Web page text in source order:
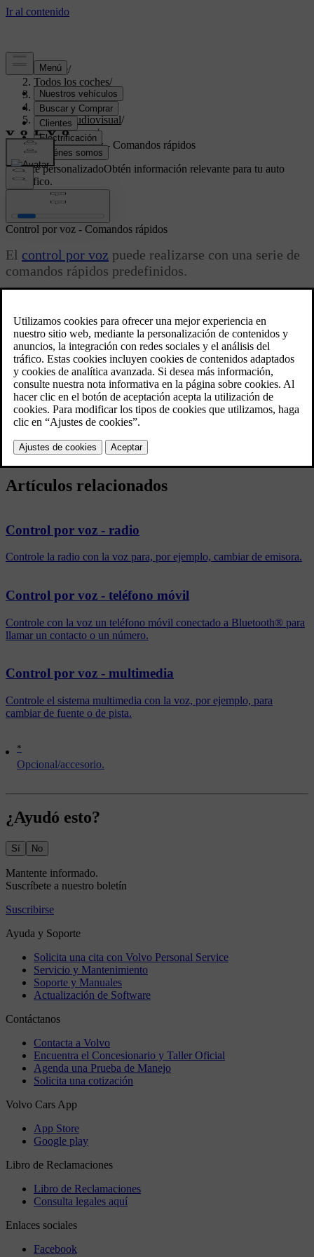
Soporte/
Todos los coches/
V70 2016 /
Manual de usuario
Sistema audiovisual/
Guía de voz/
Control por voz - Comandos rápidos
Soporte personalizadoObtén información relevante para tu auto
específico.
Iniciar sesión
Control por voz - Comandos rápidos
El control por voz puede realizarse con una serie de
comandos rápidos predefinidos.
pulseOK/MENUen la vista normal deMY CARy seleccione
Ajustes→Configuración del control de voz→Lista de
comandos→Comandos globales,Comandos del teléfono ,
Comandos para multimedia,Comandos de la radiooComandos de
la navegación* .
El texto de ayuda de cada comando aclara si el comando puede
utilizarse en todas las fuentes o si sólo puede emplearse en una.
*
Opcional/accesorio.
Artículos relacionados
Control por voz - radio
Controle la radio con la voz para, por ejemplo, cambiar de emisora.
Control por voz - teléfono móvil
Controle con la voz un teléfono móvil conectado a Bluetooth® para
llamar un contacto o un número.
Control por voz - multimedia
Controle el sistema multimedia con la voz, por ejemplo, para
cambiar de fuente o de pista.
¿Ayudó esto?
Sí No